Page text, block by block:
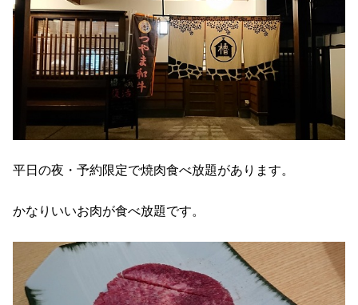
平日の夜・予約限定で焼肉食べ放題があります。
かなりいいお肉が食べ放題です。